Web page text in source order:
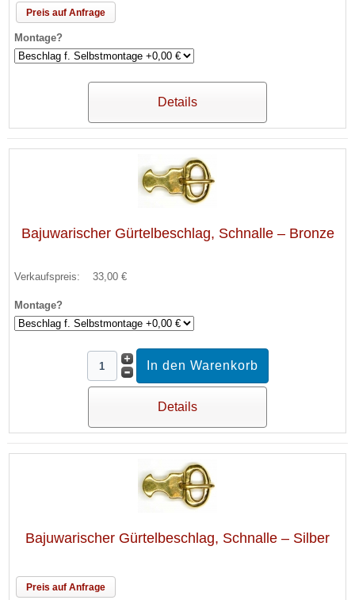
Preis auf Anfrage
Montage?
Details
Bajuwarischer Gürtelbeschlag, Schnalle – Bronze
Verkaufspreis: 33,00 €
Montage?
Details
Bajuwarischer Gürtelbeschlag, Schnalle – Silber
Preis auf Anfrage